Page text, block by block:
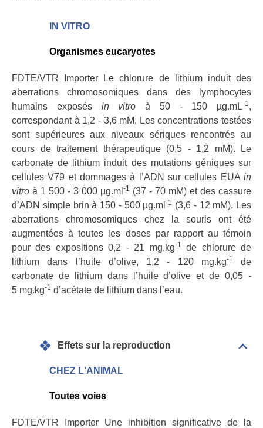
IN VITRO
Organismes eucaryotes
FDTE/VTR Importer Le chlorure de lithium induit des
aberrations chromosomiques dans des lymphocytes
humains exposés in vitro à 50 - 150 µg.mL-1,
correspondant à 1,2 - 3,6 mM. Les concentrations testées
sont supérieures aux niveaux sériques rencontrés au
cours de traitement thérapeutique (0,5 - 1,2 mM). Le
carbonate de lithium induit des mutations géniques sur
cellules V79 et dommages à l’ADN sur cellules EUA in
vitro à 1 500 - 3 000 µg.ml -1 (37 - 70 mM) et des cassure
d’ADN simple brin à 150 - 500 µg.ml-1 (3,6 - 12 mM). Les
aberrations chromosomiques chez la souris ont été
augmentées à toutes les doses par rapport au témoin
pour des expositions 0,2 - 21 mg.kg-1
de chlorure de
lithium dans l’huile d’olive, 1,2 - 120 mg.kg-1
de
carbonate de lithium dans l’huile d’olive et de 0,05 -
5 mg.kg-1 d’acétate de lithium dans l’eau.
Effets sur la reproduction
CHEZ L'ANIMAL
Toutes voies
FDTE/VTR Importer Une inhibition significative de la